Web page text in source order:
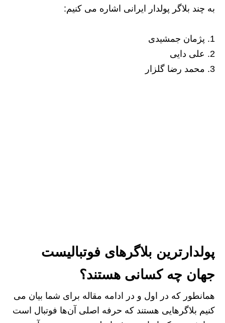
به چند بلاگر‌‌ پولدار ایرانی اشاره می کنیم:
پژمان جمشیدی
علی دایی
محمد رضا گلزار
پولدارترین بلاگرهای فوتبالیست
جهان چه کسانی هستند؟
همانطور که در اول و در ادامه مقاله برای شما بیان می
کنیم بلاگرهایی هستند که حرفه اصلی آن‌ها فوتبال است